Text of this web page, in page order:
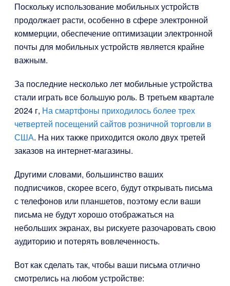
Поскольку использование мобильных устройств
продолжает расти, особенно в сфере электронной
коммерции, обеспечение оптимизации электронной
почты для мобильных устройств является крайне
важным.
За последние несколько лет мобильные устройства
стали играть все большую роль. В третьем квартале
2024 г, На смартфоны приходилось более трех
четвертей посещений сайтов розничной торговли в
США. На них также приходится около двух третей
заказов на интернет-магазины.
Другими словами, большинство ваших
подписчиков, скорее всего, будут открывать письма
с телефонов или планшетов, поэтому если ваши
письма не будут хорошо отображаться на
небольших экранах, вы рискуете разочаровать свою
аудиторию и потерять вовлеченность.
Вот как сделать так, чтобы ваши письма отлично
смотрелись на любом устройстве: